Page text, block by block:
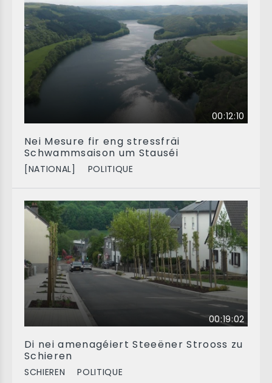
00:12:10
Nei Mesure fir eng stressfräi
Schwammsaison um Stauséi
[NATIONAL] POLITIQUE
00:19:02
Di nei amenagéiert Steeëner Strooss zu
Schieren
SCHIEREN POLITIQUE